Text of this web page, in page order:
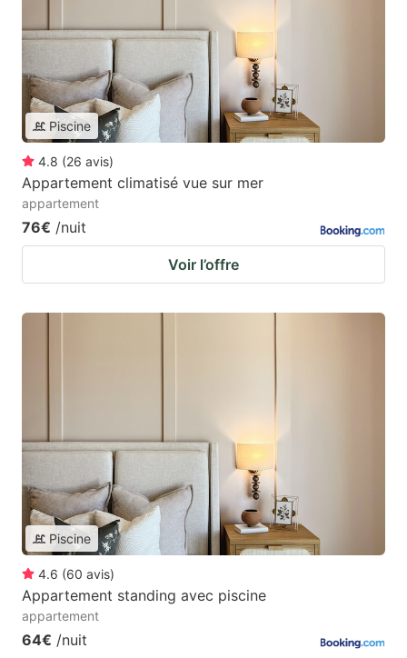
Piscine
4.8 (26 avis)
Appartement climatisé vue sur mer
appartement
76€ /nuit
Voir l’offre
Piscine
4.6 (60 avis)
Appartement standing avec piscine
appartement
64€ /nuit